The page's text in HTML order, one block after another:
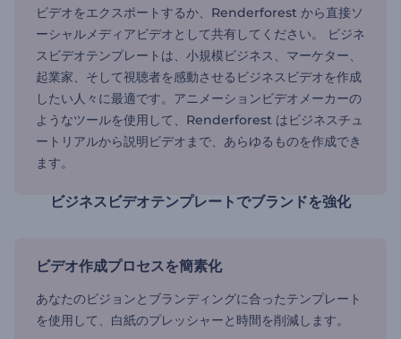
ビデオをエクスポートするか、Renderforest から直接ソ
ーシャルメディアビデオとして共有してください。 ビジネ
スビデオテンプレートは、小規模ビジネス、マーケター、
起業家、そして視聴者を感動させるビジネスビデオを作成
したい人々に最適です。アニメーションビデオメーカーの
ようなツールを使用して、Renderforest はビジネスチュ
ートリアルから説明ビデオまで、あらゆるものを作成でき
ます。
ビジネスビデオテンプレートでブランドを強化
ビデオ作成プロセスを簡素化
あなたのビジョンとブランディングに合ったテンプレート
を使用して、白紙のプレッシャーと時間を削減します。